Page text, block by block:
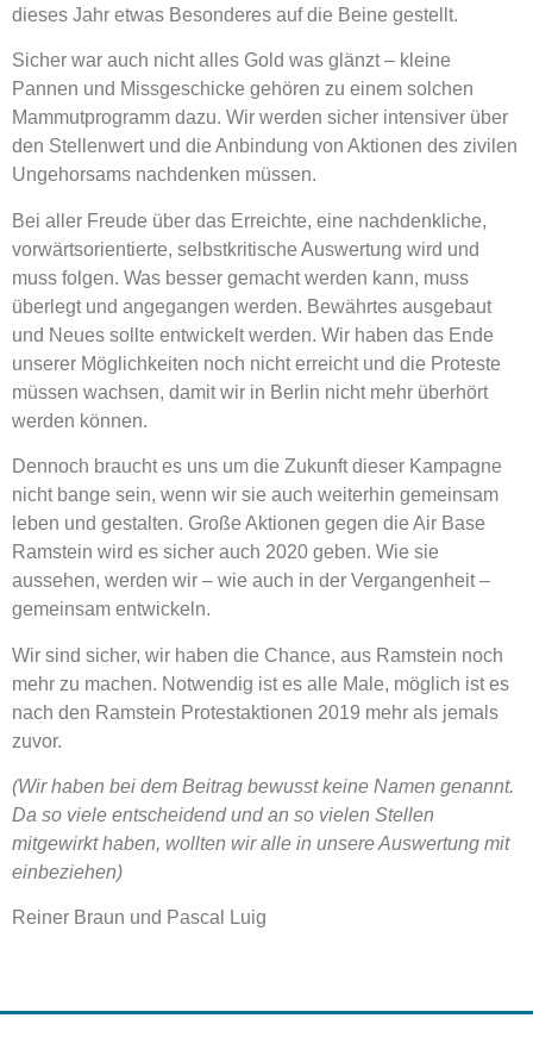
dieses Jahr etwas Besonderes auf die Beine gestellt.
Sicher war auch nicht alles Gold was glänzt – kleine
Pannen und Missgeschicke gehören zu einem solchen
Mammutprogramm dazu. Wir werden sicher intensiver über
den Stellenwert und die Anbindung von Aktionen des zivilen
Ungehorsams nachdenken müssen.
Bei aller Freude über das Erreichte, eine nachdenkliche,
vorwärtsorientierte, selbstkritische Auswertung wird und
muss folgen. Was besser gemacht werden kann, muss
überlegt und angegangen werden. Bewährtes ausgebaut
und Neues sollte entwickelt werden. Wir haben das Ende
unserer Möglichkeiten noch nicht erreicht und die Proteste
müssen wachsen, damit wir in Berlin nicht mehr überhört
werden können.
Dennoch braucht es uns um die Zukunft dieser Kampagne
nicht bange sein, wenn wir sie auch weiterhin gemeinsam
leben und gestalten. Große Aktionen gegen die Air Base
Ramstein wird es sicher auch 2020 geben. Wie sie
aussehen, werden wir – wie auch in der Vergangenheit –
gemeinsam entwickeln.
Wir sind sicher, wir haben die Chance, aus Ramstein noch
mehr zu machen. Notwendig ist es alle Male, möglich ist es
nach den Ramstein Protestaktionen 2019 mehr als jemals
zuvor.
(Wir haben bei dem Beitrag bewusst keine Namen genannt.
Da so viele entscheidend und an so vielen Stellen
mitgewirkt haben, wollten wir alle in unsere Auswertung mit
einbeziehen)
Reiner Braun und Pascal Luig